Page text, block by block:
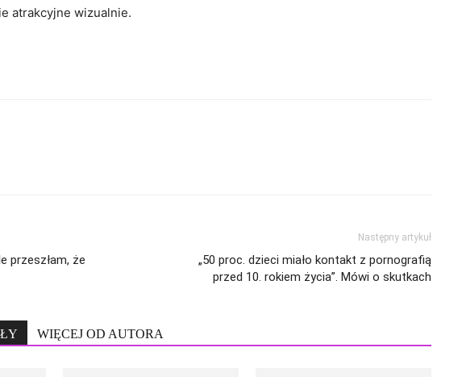
atrakcyjne wizualnie.
przeszłam, że
Następny artykuł
„50 proc. dzieci miało kontakt z pornografią
przed 10. rokiem życia”. Mówi o skutkach
WIĘCEJ OD AUTORA